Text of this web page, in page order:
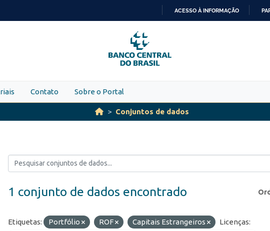
PARA
O
CONTEÚDO
ACESSO À INFORMAÇÃO
Contato Sobre o Portal
Conjuntos de dados
1 conjunto de dados encontrado
Etiquetas: Portfólio ROF Capitais Estrangeiros
Licenças: